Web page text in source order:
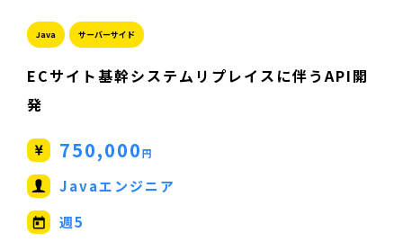
Java サーバーサイド
ECサイト基幹システムリプレイスに伴うAPI開
発
750,000円
Javaエンジニア
週5